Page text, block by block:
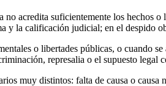
no acredita suficientemente los hechos
y la calificación judicial; en el despido
o libertades públicas, o cuando
represalia o el supuesto legal
muy distintos: falta de causa o causa